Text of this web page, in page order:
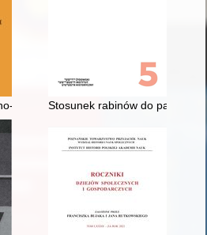
gospodarcze wsi w okolicach Szadku
Stosunek rabinów do państwa